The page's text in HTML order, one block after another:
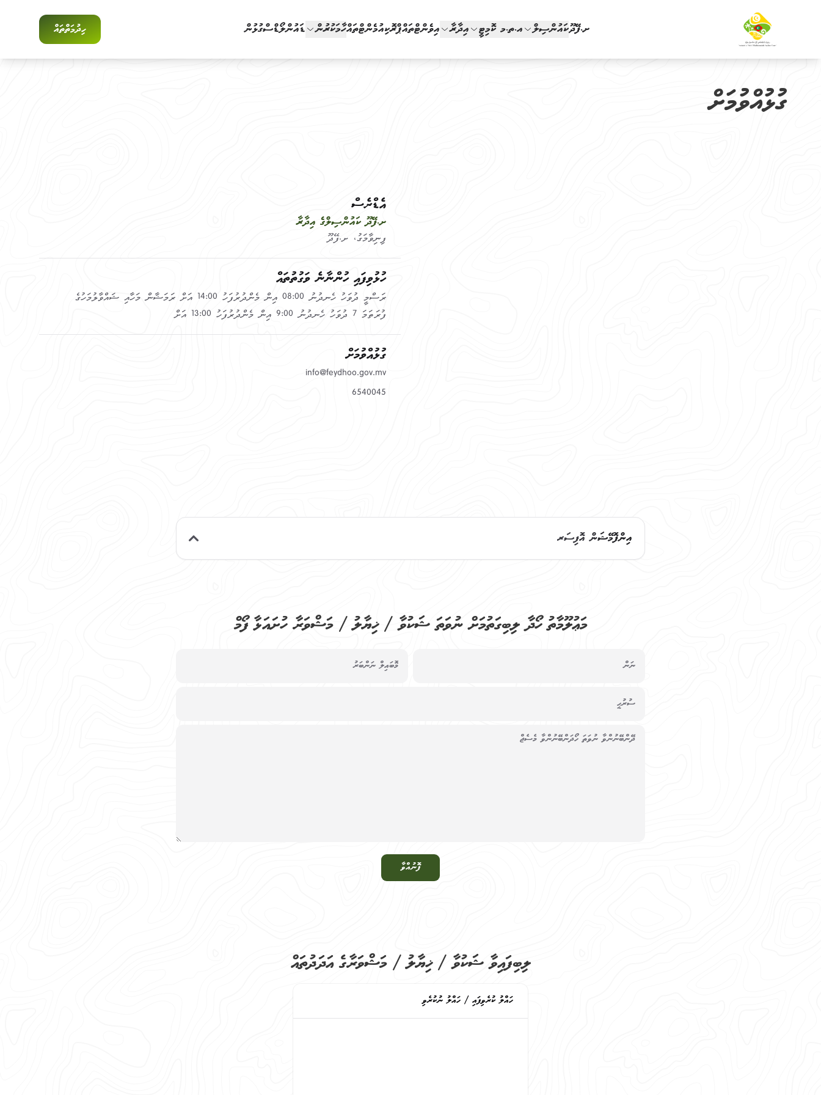
ށ.ފޭދޫކައުންސިލް އ.ތ.މ ކޮމިޓީ އިދާރާ އިވެންޓްތައްޕްރޮކިއުމެންޓްތައްހާމަކުރުން ޑައުންލޯޑްސްގުޅުން ހިދުމަތްތައް
ގުޅުއްވުމަށް
އެޑްރެސް
ށ.ފޭދޫ ކައުންސިލްގެ އިދާރާ
ފިނިވާމަގު، ށ.ފޭދޫ
ހުޅުވިފައި ހުންނާނެ ވަގުތުތައް
ރަސްމީ ދުވަހު ހެނދުނު 08:00 އިން މެންދުރުފަހު 14:00 އަށް ރަމަޟާން މަހާއި ޝައްވާލުމަހުގެ
ފުރަތަމަ 7 ދުވަހު ހެނދުނު 9:00 އިން މެންދުރުފަހު 13:00 އަށް
ގުޅުއްވުމަށް
info@feydhoo.gov.mv
6540045
އިންފޮމޭޝަން އޮފިސަރ
މަޢުލޫމާތު ހޯދާ ލިބިގަތުމަށް ނުވަތަ ޝަކުވާ / ޚިޔާލު / މަޝްވަރާ ހުށައަޅާ ފޯމް
ފޮނުއްވާ
ލިބިފައިވާ ޝަކުވާ / ޚިޔާލު / މަޝްވަރާގެ އަދަދުތައް
ހައްލު ކުރެވިފައި / ހައްލު ނުކުރެވި